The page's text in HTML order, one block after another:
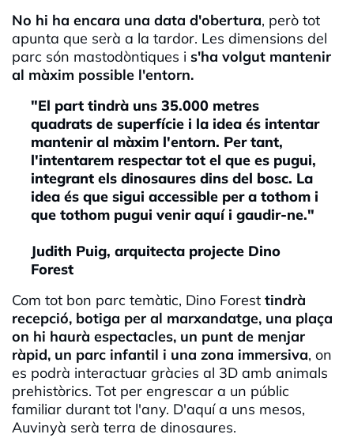
No hi ha encara una data d'obertura, però tot
apunta que serà a la tardor. Les dimensions del
parc són mastodòntiques i s'ha volgut mantenir
al màxim possible l'entorn.
"El part tindrà uns 35.000 metres
quadrats de superfície i la idea és intentar
mantenir al màxim l'entorn. Per tant,
l'intentarem respectar tot el que es pugui,
integrant els dinosaures dins del bosc. La
idea és que sigui accessible per a tothom i
que tothom pugui venir aquí i gaudir-ne."
Judith Puig, arquitecta projecte Dino
Forest
Com tot bon parc temàtic, Dino Forest tindrà
recepció, botiga per al marxandatge, una plaça
on hi haurà espectacles, un punt de menjar
ràpid, un parc infantil i una zona immersiva, on
es podrà interactuar gràcies al 3D amb animals
prehistòrics. Tot per engrescar a un públic
familiar durant tot l'any. D'aquí a uns mesos,
Auvinyà serà terra de dinosaures.